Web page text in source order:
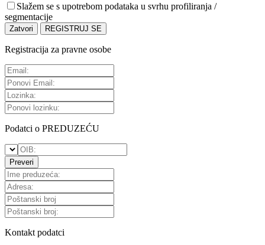
Slažem se s upotrebom podataka u svrhu profiliranja /
segmentacije
Zatvori REGISTRUJ SE
Registracija za pravne osobe
Podatci o PREDUZEĆU
Preveri
Kontakt podatci